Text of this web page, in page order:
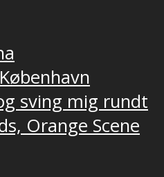
sving mig rundt
Orange Scene